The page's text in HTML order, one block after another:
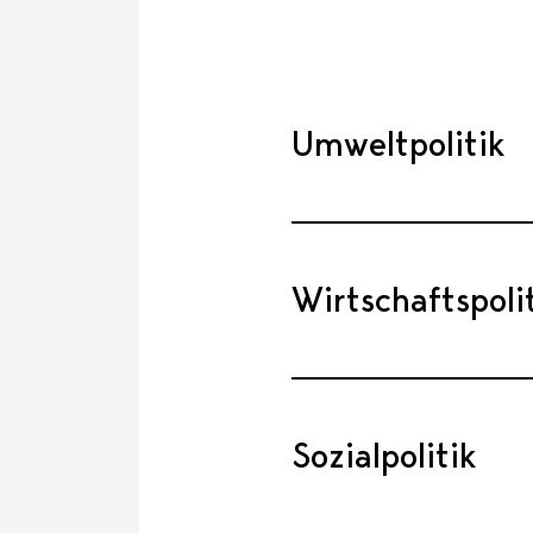
Umweltpolitik
Sozialpolitik